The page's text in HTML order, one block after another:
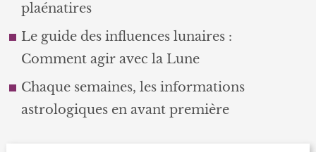
plaénatires
Le guide des influences lunaires :
Comment agir avec la Lune
Chaque semaines, les informations
astrologiques en avant première